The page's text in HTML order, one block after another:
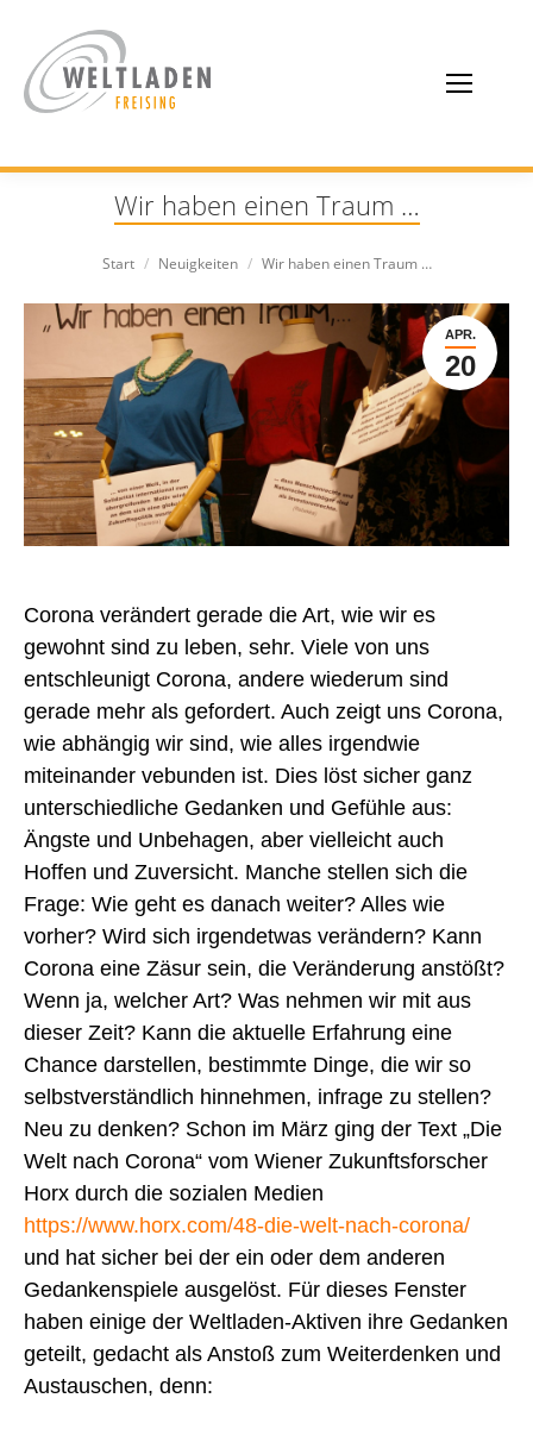
Wir haben einen Traum …
Sie befinden sich hier:
Start Neuigkeiten Wir haben einen Traum …
APR.
20
Corona verändert gerade die Art, wie wir es
gewohnt sind zu leben, sehr. Viele von uns
entschleunigt Corona, andere wiederum sind
gerade mehr als gefordert. Auch zeigt uns Corona,
wie abhängig wir sind, wie alles irgendwie
miteinander vebunden ist. Dies löst sicher ganz
unterschiedliche Gedanken und Gefühle aus:
Ängste und Unbehagen, aber vielleicht auch
Hoffen und Zuversicht. Manche stellen sich die
Frage: Wie geht es danach weiter? Alles wie
vorher? Wird sich irgendetwas verändern? Kann
Corona eine Zäsur sein, die Veränderung anstößt?
Wenn ja, welcher Art? Was nehmen wir mit aus
dieser Zeit? Kann die aktuelle Erfahrung eine
Chance darstellen, bestimmte Dinge, die wir so
selbstverständlich hinnehmen, infrage zu stellen?
Neu zu denken? Schon im März ging der Text „Die
Welt nach Corona“ vom Wiener Zukunftsforscher
Horx durch die sozialen Medien
https://www.horx.com/48-die-welt-nach-corona/
und hat sicher bei der ein oder dem anderen
Gedankenspiele ausgelöst. Für dieses Fenster
haben einige der Weltladen-Aktiven ihre Gedanken
geteilt, gedacht als Anstoß zum Weiterdenken und
Austauschen, denn: